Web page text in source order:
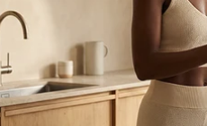
”Micellar Casein“
PROTÉINES EN
Protéine
Protéine
Peptides